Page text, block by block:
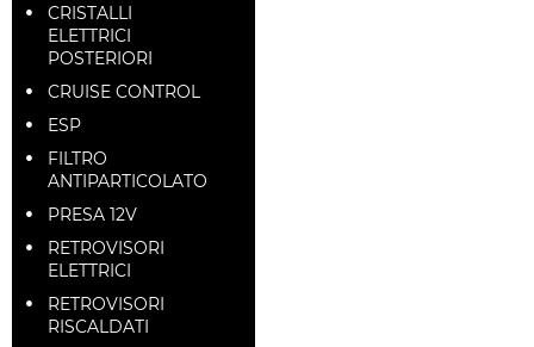
CRISTALLI
ELETTRICI
POSTERIORI
CRUISE CONTROL
ESP
FILTRO
ANTIPARTICOLATO
PRESA 12V
RETROVISORI
ELETTRICI
RETROVISORI
RISCALDATI